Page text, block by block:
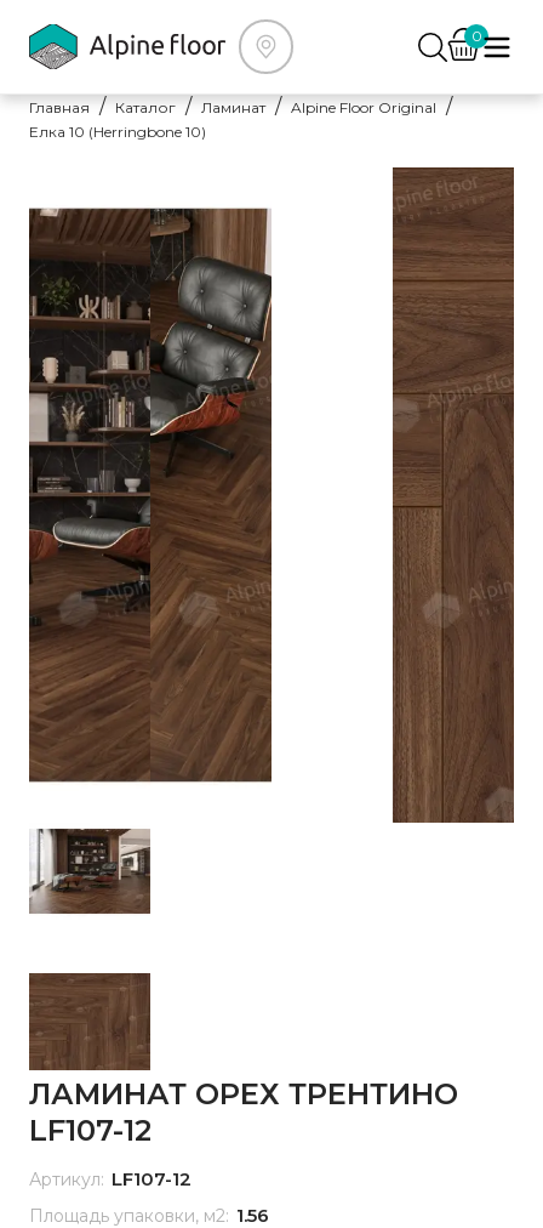
0
Главная Каталог Ламинат
Alpine Floor Original
Елка 10 (Herringbone 10)
ЛАМИНАТ ОРЕХ ТРЕНТИНО
LF107-12
Артикул: LF107-12
Площадь упаковки, м2: 1.56